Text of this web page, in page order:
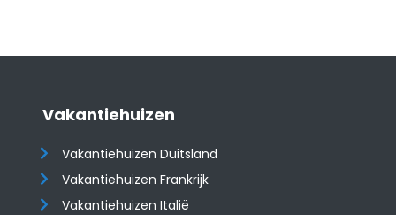
Vakantiehuizen
Vakantiehuizen Duitsland
Vakantiehuizen Frankrijk
Vakantiehuizen Italië